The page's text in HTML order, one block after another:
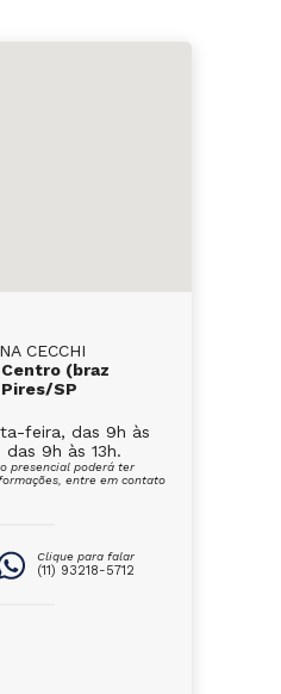
CECCHI
Centro (braz
SP
feira, das 9h às
das 9h às 13h.
presencial poderá ter
entre em contato
Clique para falar
(11) 93218-5712